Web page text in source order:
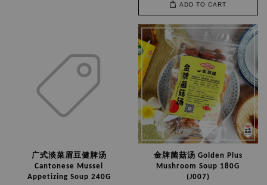
ADD TO CART
广式淡菜眉豆健脾汤
Cantonese Mussel
Appetizing Soup 240G
金牌菌菇汤 Golden Plus
Mushroom Soup 180G
(J007)